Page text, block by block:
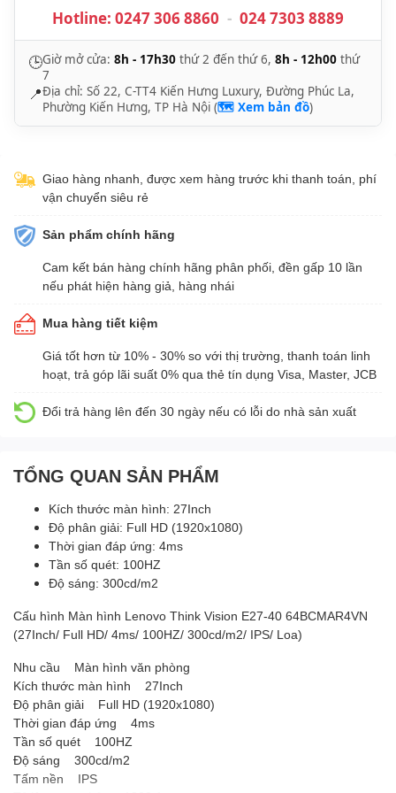
Hotline: 0247 306 8860 - 024 7303 8889
🕒Giờ mở cửa: 8h - 17h30 thứ 2 đến thứ 6, 8h - 12h00 thứ
7
📍Địa chỉ: Số 22, C-TT4 Kiến Hưng Luxury, Đường Phúc La,
Phường Kiến Hưng, TP Hà Nội (🗺️ Xem bản đồ)
Giao hàng nhanh, được xem hàng trước khi thanh toán, phí
vận chuyển siêu rẻ
Sản phẩm chính hãng
Cam kết bán hàng chính hãng phân phối, đền gấp 10 lần
nếu phát hiện hàng giả, hàng nhái
Mua hàng tiết kiệm
Giá tốt hơn từ 10% - 30% so với thị trường, thanh toán linh
hoạt, trả góp lãi suất 0% qua thẻ tín dụng Visa, Master, JCB
Đổi trả hàng lên đến 30 ngày nếu có lỗi do nhà sản xuất
TỔNG QUAN SẢN PHẨM
Kích thước màn hình: 27Inch
Độ phân giải: Full HD (1920x1080)
Thời gian đáp ứng: 4ms
Tần số quét: 100HZ
Độ sáng: 300cd/m2
Cấu hình Màn hình Lenovo Think Vision E27-40 64BCMAR4VN
(27Inch/ Full HD/ 4ms/ 100HZ/ 300cd/m2/ IPS/ Loa)
Nhu cầu Màn hình văn phòng
Kích thước màn hình 27Inch
Độ phân giải Full HD (1920x1080)
Thời gian đáp ứng 4ms
Tần số quét 100HZ
Độ sáng 300cd/m2
Tấm nền IPS